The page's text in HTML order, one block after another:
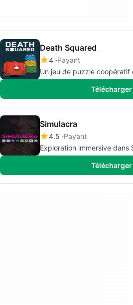
Death Squared
4 Payant
Un jeu de puzzle coopératif
Télécharger
Simulacra
4.5 Payant
Exploration immersive dans
Télécharger